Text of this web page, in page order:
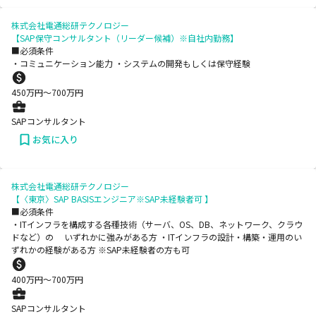
株式会社電通総研テクノロジー
【SAP保守コンサルタント（リーダー候補）※自社内勤務】
■必須条件
・コミュニケーション能力 ・システムの開発もしくは保守経験
450万円〜700万円
SAPコンサルタント
お気に入り
株式会社電通総研テクノロジー
【〈東京〉SAP BASISエンジニア※SAP未経験者可 】
■必須条件
・ITインフラを構成する各種技術（サーバ、OS、DB、ネットワーク、クラウ
ドなど）の いずれかに強みがある方 ・ITインフラの設計・構築・運用のい
ずれかの経験がある方 ※SAP未経験者の方も可
400万円〜700万円
SAPコンサルタント